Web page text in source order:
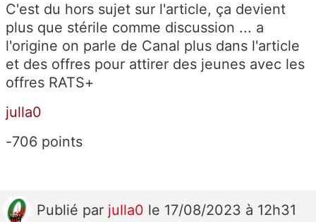
C'est du hors sujet sur l'article, ça devient
plus que stérile comme discussion ... a
l'origine on parle de Canal plus dans l'article
et des offres pour attirer des jeunes avec les
offres RATS+
julla0
-706 points
Publié par julla0 le 17/08/2023 à 12h31